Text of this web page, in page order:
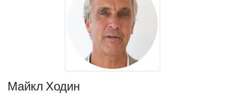
Майкл Ходин